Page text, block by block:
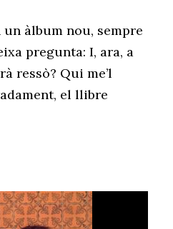
àlbum nou, sempre
pregunta: I, ara, a
ressò? Qui me’l
el llibre